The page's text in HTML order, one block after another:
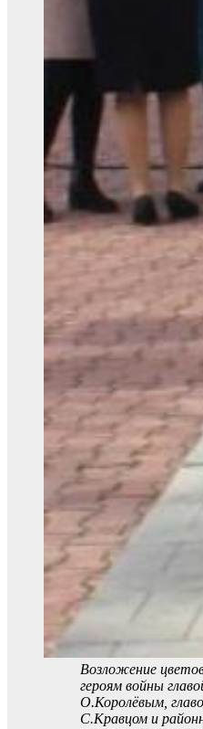
Возложение
героям войны
О.Королёвым,
С.Кравцом и